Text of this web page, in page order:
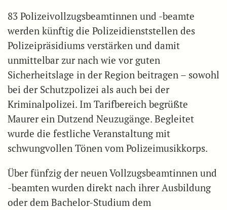
83 Polizeivollzugsbeamtinnen und -beamte
werden künftig die Polizeidienststellen des
Polizeipräsidiums verstärken und damit
unmittelbar zur nach wie vor guten
Sicherheitslage in der Region beitragen – sowohl
bei der Schutzpolizei als auch bei der
Kriminalpolizei. Im Tarifbereich begrüßte
Maurer ein Dutzend Neuzugänge. Begleitet
wurde die festliche Veranstaltung mit
schwungvollen Tönen vom Polizeimusikkorps.
Über fünfzig der neuen Vollzugsbeamtinnen und
-beamten wurden direkt nach ihrer Ausbildung
oder dem Bachelor-Studium dem